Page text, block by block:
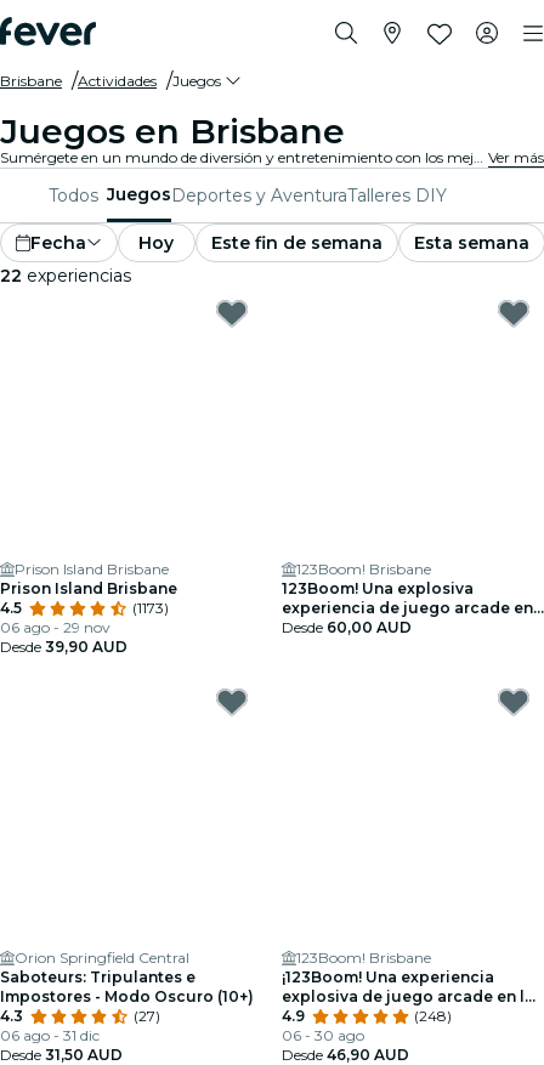
Brisbane Actividades Juegos
Juegos en Brisbane
Sumérgete en un mundo de diversión y entretenimiento con los mejores juegos en Brisbane. Desde juegos de mesa hasta experiencias de realidad virtual, hay algo para que todos disfruten. Ver más
Todos JuegosDeportes y AventuraTalleres DIY
Fecha Hoy Este fin de semana
Esta semana
22 experiencias
Prison Island Brisbane
Prison Island Brisbane
4.5
(1173)
06 ago - 29 nov
Desde 39,90 AUD
123Boom! Brisbane
123Boom! Una explosiva
experiencia de juego arcade en
la vida real - Tarjeta regalo
Desde 60,00 AUD
Orion Springfield Central
Saboteurs: Tripulantes e
Impostores - Modo Oscuro (10+)
4.3
(27)
06 ago - 31 dic
Desde 31,50 AUD
123Boom! Brisbane
¡123Boom! Una experiencia
explosiva de juego arcade en la
vida real
4.9
(248)
06 - 30 ago
Desde 46,90 AUD